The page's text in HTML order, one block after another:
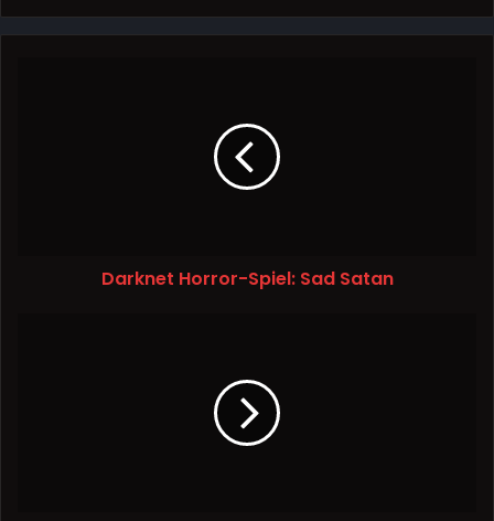
Darknet Horror-Spiel: Sad Satan